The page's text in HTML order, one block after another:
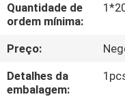
EXCURSÃO
DA
FÁBRICA
Quantidade de
ordem mínima:
Preço:
Detalhes da
embalagem: